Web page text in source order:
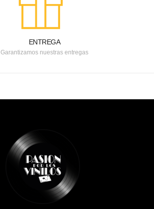
ENTREGA
Garantizamos nuestras entregas